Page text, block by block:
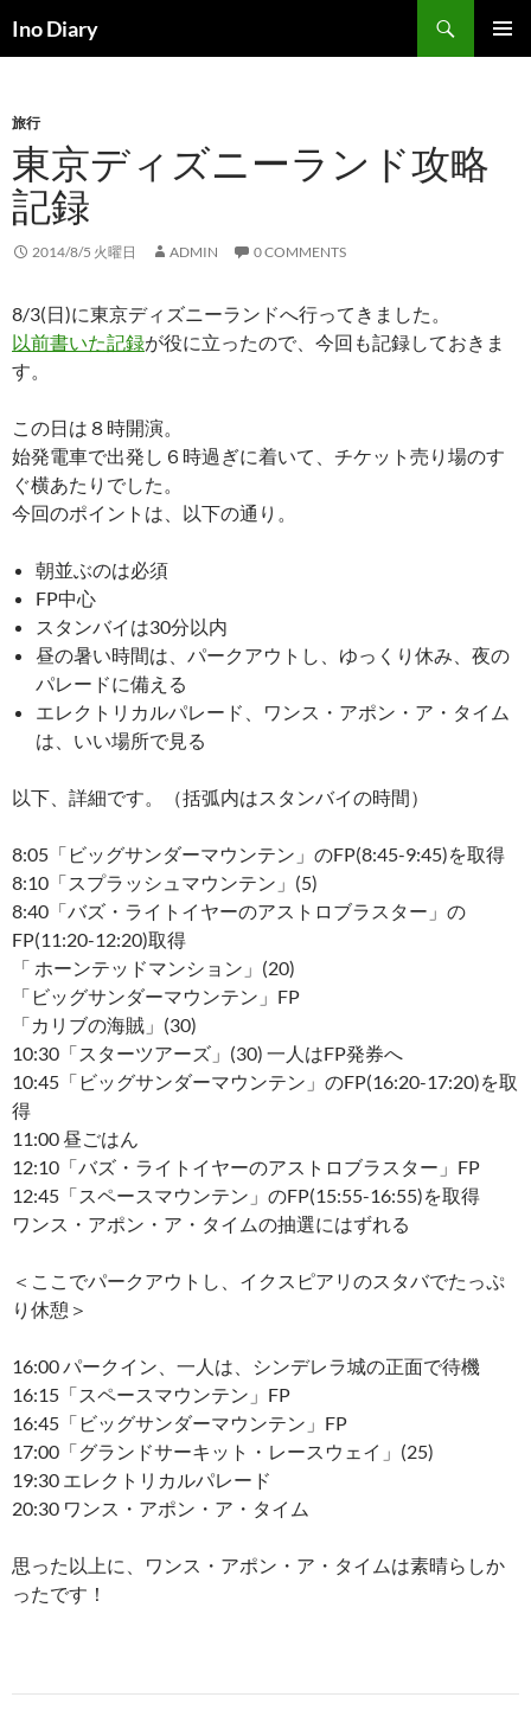
ン
ツ
へ
ス
キ
Ino Diary
索
旅行
東京ディズニーランド攻略
記録
2014/8/5 火曜日 ADMIN 0 COMMENTS
8/3(日)に東京ディズニーランドへ行ってきました。
以前書いた記録が役に立ったので、今回も記録しておきま
す。
この日は８時開演。
始発電車で出発し６時過ぎに着いて、チケット売り場のす
ぐ横あたりでした。
今回のポイントは、以下の通り。
朝並ぶのは必須
FP中心
スタンバイは30分以内
昼の暑い時間は、パークアウトし、ゆっくり休み、夜の
パレードに備える
エレクトリカルパレード、ワンス・アポン・ア・タイム
は、いい場所で見る
以下、詳細です。（括弧内はスタンバイの時間）
8:05「ビッグサンダーマウンテン」のFP(8:45-9:45)を取得
8:10「スプラッシュマウンテン」(5)
8:40「バズ・ライトイヤーのアストロブラスター」の
FP(11:20-12:20)取得
「 ホーンテッドマンション」(20)
「ビッグサンダーマウンテン」FP
「カリブの海賊」(30)
10:30「スターツアーズ」(30) 一人はFP発券へ
10:45「ビッグサンダーマウンテン」のFP(16:20-17:20)を取
得
11:00 昼ごはん
12:10「バズ・ライトイヤーのアストロブラスター」FP
12:45「スペースマウンテン」のFP(15:55-16:55)を取得
ワンス・アポン・ア・タイムの抽選にはずれる
＜ここでパークアウトし、イクスピアリのスタバでたっぷ
り休憩＞
16:00 パークイン、一人は、シンデレラ城の正面で待機
16:15「スペースマウンテン」FP
16:45「ビッグサンダーマウンテン」FP
17:00「グランドサーキット・レースウェイ」(25)
19:30 エレクトリカルパレード
20:30 ワンス・アポン・ア・タイム
思った以上に、ワンス・アポン・ア・タイムは素晴らしか
ったです！